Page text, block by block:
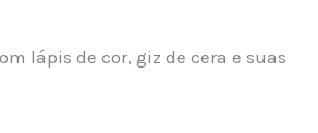
lápis de cor, giz de cera e suas